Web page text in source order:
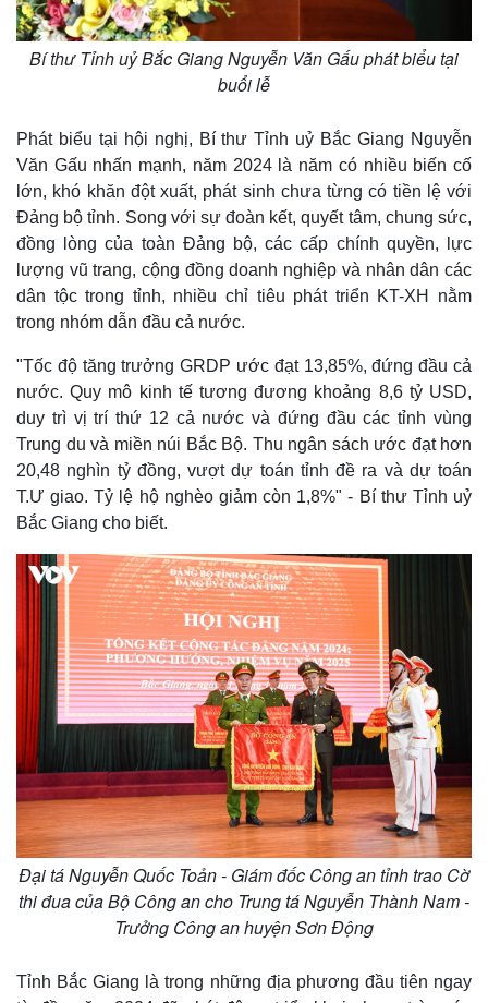
Bất động sản
Khởi nghiệp
Thị trường
Giá vàng
Tiêu dùng
Tỷ giá
Chứng khoán
Bí thư Tỉnh uỷ Bắc Giang Nguyễn Văn Gấu phát biểu tại
buổi lễ
Phát biểu tại hội nghị, Bí thư Tỉnh uỷ Bắc Giang Nguyễn
Văn Gấu nhấn mạnh, năm 2024 là năm có nhiều biến cố
lớn, khó khăn đột xuất, phát sinh chưa từng có tiền lệ với
Đảng bộ tỉnh. Song với sự đoàn kết, quyết tâm, chung sức,
đồng lòng của toàn Đảng bộ, các cấp chính quyền, lực
lượng vũ trang, cộng đồng doanh nghiệp và nhân dân các
dân tộc trong tỉnh, nhiều chỉ tiêu phát triển KT-XH nằm
trong nhóm dẫn đầu cả nước.
"Tốc độ tăng trưởng GRDP ước đạt 13,85%, đứng đầu cả
nước. Quy mô kinh tế tương đương khoảng 8,6 tỷ USD,
duy trì vị trí thứ 12 cả nước và đứng đầu các tỉnh vùng
Trung du và miền núi Bắc Bộ. Thu ngân sách ước đạt hơn
20,48 nghìn tỷ đồng, vượt dự toán tỉnh đề ra và dự toán
T.Ư giao. Tỷ lệ hộ nghèo giảm còn 1,8%" - Bí thư Tỉnh uỷ
Bắc Giang cho biết.
Đại tá Nguyễn Quốc Toản - Giám đốc Công an tỉnh trao Cờ
thi đua của Bộ Công an cho Trung tá Nguyễn Thành Nam -
Trưởng Công an huyện Sơn Động
Tỉnh Bắc Giang là trong những địa phương đầu tiên ngay